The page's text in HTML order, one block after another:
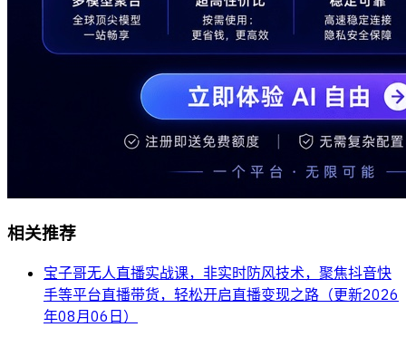
相关推荐
宝子哥无人直播实战课，非实时防风技术，聚焦抖音快
手等平台直播带货，轻松开启直播变现之路（更新2026
年08月06日）